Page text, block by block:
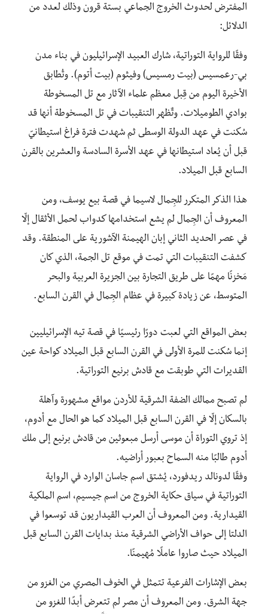
المفترض لحدوث الخروج الجماعي بستة قرون وذلك لعدد من
الدلائل:
وفقًا للرواية التوراتية، شارك العبيد الإسرائيليون في بناء مدن
بي-رعمسيس (بيت رمسيس) وفيثوم (بيت أتوم). وتُطابق
الأخيرة اليوم من قِبل معظم علماء الآثار مع تل المسخوطة
بوادي الطوميلات. وتٌظهر التنقيبات في تل المسخوطة أنها قد
سُكنت في عهد الدولة الوسطى ثم شهدت فترة فراغ استيطانيّ
قبل أن يُعاد استيطانها في عهد الأسرة السادسة والعشرين بالقرن
السابع قبل الميلاد.
هذا الذكر المتكرر للجِمال لاسيما في قصة بيع يوسف، ومن
المعروف أن الجِمال لم يشع استخدامها كدواب لحمل الأثقال إلّا
في عصر الحديد الثاني إبان الهيمنة الآشورية على المنطقة. وقد
كشفت التنقيبات التي تمت في موقع تل الجمة، الذي كان
مَخزنًا مهمًا على طريق التجارة بين الجزيرة العربية والبحر
المتوسط، عن زيادة كبيرة في عظام الجِمال في القرن السابع.
بعض المواقع التي لعبت دورًا رئيسيًا في قصة تيه الإسرائيليين
إنما سُكنت للمرة الأولى في القرن السابع قبل الميلاد كواحة عين
القديرات التي طوبقت مع قادش برنيع التوراتية.
لم تصبح ممالك الضفة الشرقية للأردن مواقع مشهورة وآهلة
بالسكان إلّا في القرن السابع قبل الميلاد كما هو الحال مع أدوم،
إذ تروي التوراة أن موسى أرسل مبعوثين من قادش برنيع إلى ملك
أدوم طالبًا منه السماح بعبور أراضيه.
وفقًا لدونالد ريدفورد، يُشتق اسم جاسان الوارد في الرواية
التوراتية في سياق حكاية الخروج من اسم جيسيم، اسم الملكية
القيدارية. ومن المعروف أن العرب القيداريون قد توسعوا في
الدلتا إلى حواف الأراضي الشرقية منذ بدايات القرن السابع قبل
الميلاد حيث صاروا عاملًا مُهيمنًا.
بعض الإشارات الفرعية تتمثل في الخوف المصري من الغزو من
جهة الشرق. ومن المعروف أن مصر لم تتعرض أبدًا للغزو من